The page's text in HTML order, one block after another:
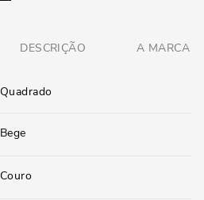
DESCRIÇÃO A MARCA
Quadrado
Bege
Couro